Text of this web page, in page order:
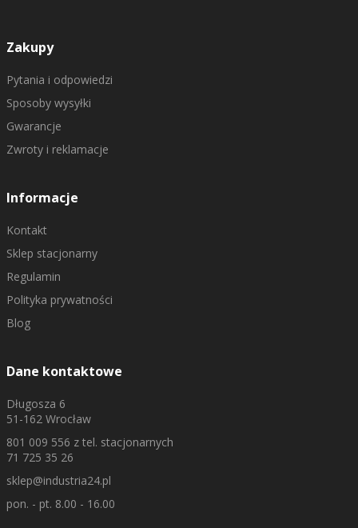
Zakupy
Pytania i odpowiedzi
Sposoby wysyłki
Gwarancje
Zwroty i reklamacje
Informacje
Kontakt
Sklep stacjonarny
Regulamin
Polityka prywatności
Blog
Dane kontaktowe
Długosza 6
51-162 Wrocław
801 009 556 z tel. stacjonarnych
71 725 35 26
sklep@industria24.pl
pon. - pt. 8.00 - 16.00